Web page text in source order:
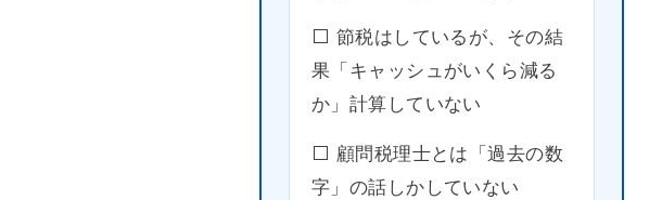
⬜️ 節税はしているが、その結
果「キャッシュがいくら減る
か」計算していない
⬜️ 顧問税理士とは「過去の数
字」の話しかしていない